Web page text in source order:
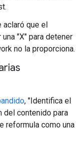
aclaró que el
"X" para detener
no la proporciona.
, "Identifica el
del contenido para
reformula como una